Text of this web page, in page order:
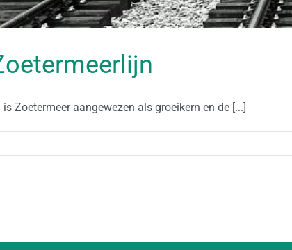
Zoetermeer aangewezen als groeikern en de [...]